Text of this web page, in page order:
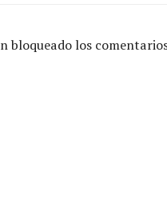
bloqueado los